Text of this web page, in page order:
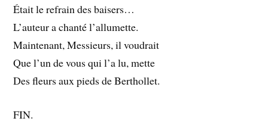
Était le refrain des baisers…
L’auteur a chanté l’allumette.
Maintenant, Messieurs, il voudrait
Que l’un de vous qui l’a lu, mette
Des fleurs aux pieds de Berthollet.
FIN.